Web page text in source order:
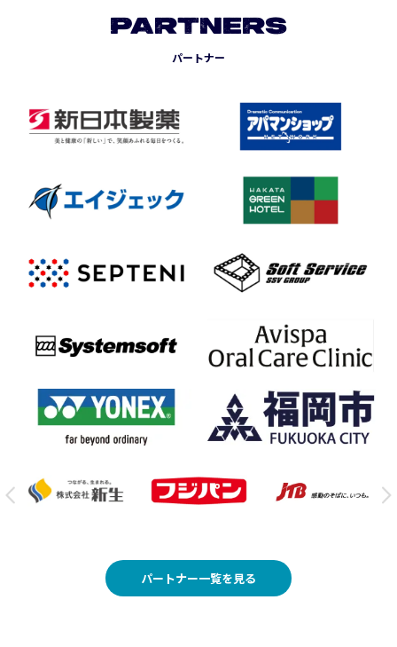
PARTNERS
パートナー
パートナー一覧を見る